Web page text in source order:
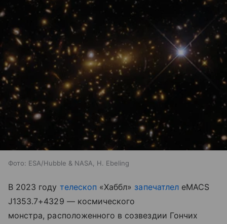
Фото: ESA/Hubble & NASA, H. Ebeling
В 2023 году телескоп «Хаббл» запечатлелeMACS
J1353.7+4329 — космического
монстра, расположенного в созвездии Гончих